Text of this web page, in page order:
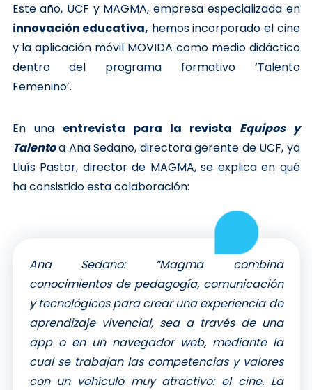
Este año, UCF y MAGMA, empresa especializada en
innovación educativa, hemos incorporado el cine
y la aplicación móvil MOVIDA como medio didáctico
dentro del programa formativo ‘Talento
Femenino’.
En una entrevista para la revista Equipos y
Talentoa Ana Sedano, directora gerente de UCF, ya
Lluís Pastor, director de MAGMA, se explica en qué
ha consistido esta colaboración:
Ana Sedano: “Magma combina
conocimientos de pedagogía, comunicación
y tecnológicos para crear una experiencia de
aprendizaje vivencial, sea a través de una
app o en un navegador web, mediante la
cual se trabajan las competencias y valores
con un vehículo muy atractivo: el cine. La